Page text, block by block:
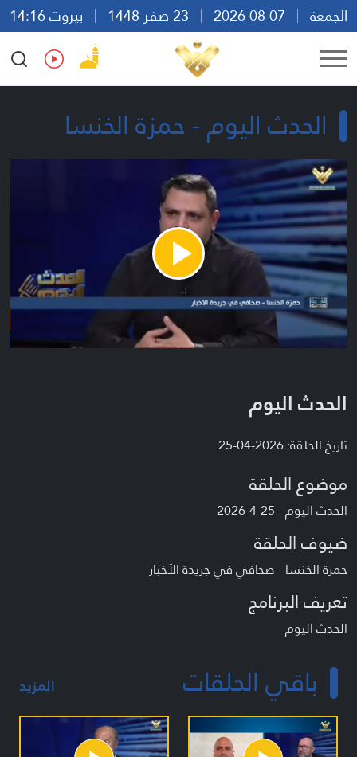
الجمعة
بيروت 14:16
Ar
En Fr Es
الحدث اليوم - حمزة الخنسا
Play
Video
الحدث اليوم
تاريخ الحلقة: 2026-04-25
موضوع الحلقة
الحدث اليوم - 25-4-2026
ضيوف الحلقة
حمزة الخنسا - صحافي في جريدة الأخبار
تعريف البرنامج
الحدث اليوم
باقي الحلقات المزيد